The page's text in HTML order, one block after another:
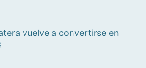
vuelve a convertirse en